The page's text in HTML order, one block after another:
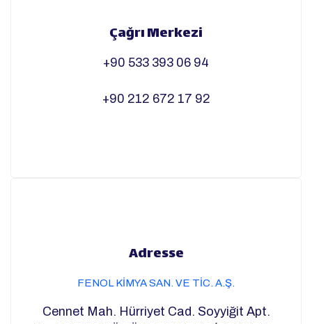
Çağrı Merkezi
+90 533 393 06 94
+90 212 672 17 92
Adresse
FENOL KİMYA SAN. VE TİC. A.Ş.
Cennet Mah. Hürriyet Cad. Soyyiğit Apt.